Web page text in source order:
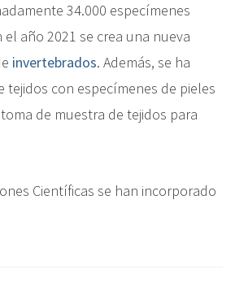
34.000 especímenes
el año 2021 se crea una nueva
invertebrados. Además, se ha
tejidos con especímenes de pieles
de muestra de tejidos para
Científicas se han incorporado